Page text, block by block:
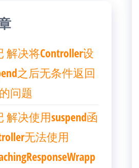
解决将Controller设
之后无条件返回
的问题
解决使用suspend函
无法使用